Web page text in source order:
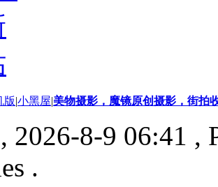
版|小黑屋|美物摄影，魔镜原创摄影，街拍
2026-8-9 06:41 ,
.